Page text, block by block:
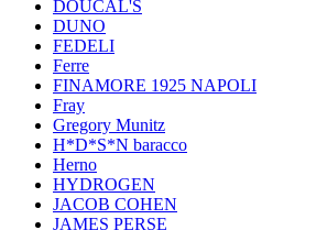
DOUCAL'S
DUNO
FEDELI
Ferre
FINAMORE 1925 NAPOLI
Fray
Gregory Munitz
H*D*S*N baracco
Herno
HYDROGEN
JACOB COHEN
JAMES PERSE